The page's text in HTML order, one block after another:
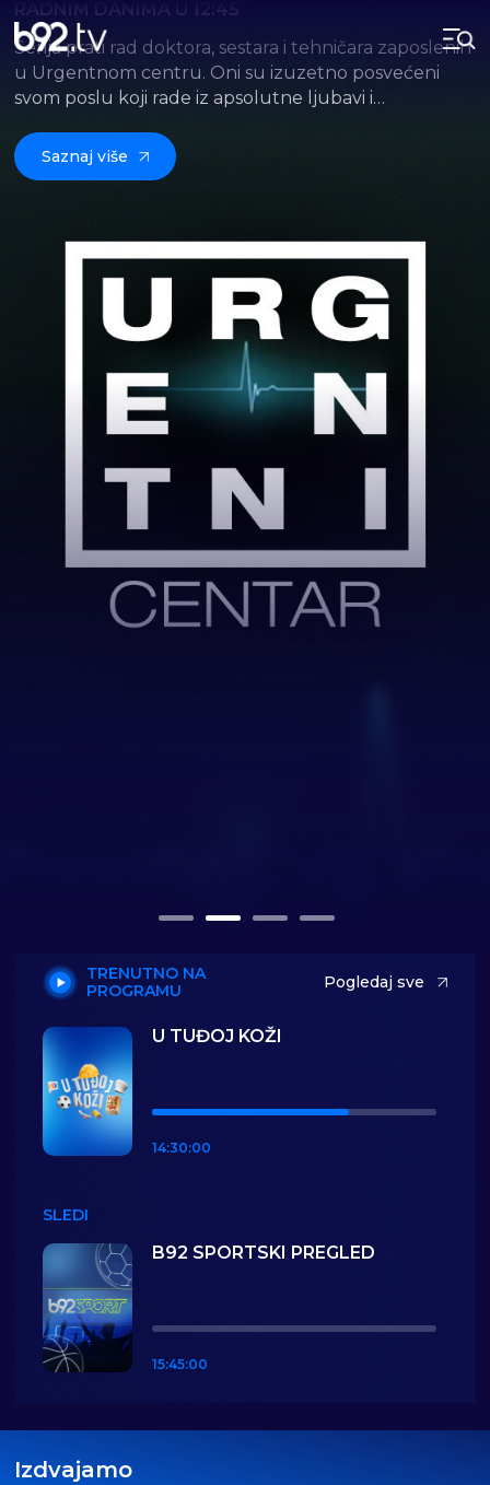
RADNIM DANIMA U 12:45
Serija prati rad doktora, sestara i tehničara zaposlenih
u Urgentnom centru. Oni su izuzetno posvećeni
svom poslu koji rade iz apsolutne ljubavi i
Saznaj više
TRENUTNO NA
PROGRAMU
U TUĐOJ KOŽI
14:30:00
SLEDI
B92 SPORTSKI PREGLED
15:45:00
Pogledaj sve
Izdvajamo